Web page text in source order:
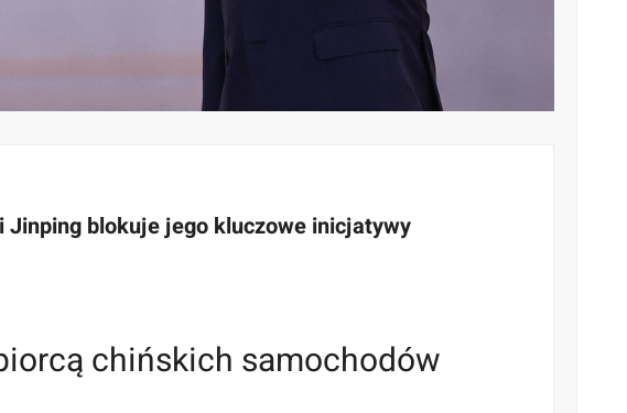
blokuje jego kluczowe inicjatywy
chińskich samochodów